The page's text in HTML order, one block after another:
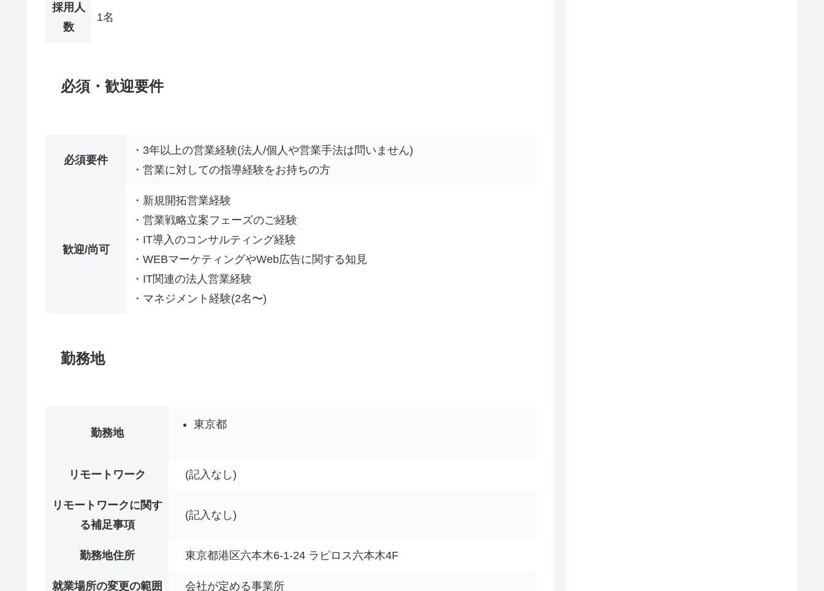
採用人
数
1名
必須・歓迎要件
必須要件
・3年以上の営業経験(法人/個人や営業手法は問いません)
・営業に対しての指導経験をお持ちの方
歓迎/尚可
・新規開拓営業経験
・営業戦略立案フェーズのご経験
・IT導入のコンサルティング経験
・WEBマーケティングやWeb広告に関する知見
・IT関連の法人営業経験
・マネジメント経験(2名〜)
勤務地
勤務地
東京都
リモートワーク (記入なし)
リモートワークに関す
る補足事項
(記入なし)
勤務地住所 東京都港区六本木6-1-24 ラピロス六本木4F
就業場所の変更の範囲 会社が定める事業所